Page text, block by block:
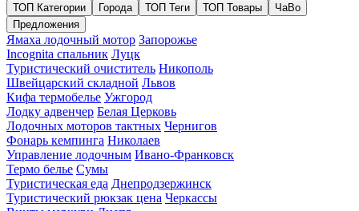
ТОП Категории Города ТОП Теги ТОП Товары
ЧаВо
Предложения
Ямаха лодочный мотор Запорожье
Incognita спальник Луцк
Туристический очиститель Никополь
Швейцарский складной Львов
Кифа термобелье Ужгород
Лодку адвенчер Белая Церковь
Лодочных моторов тактных Чернигов
Фонарь кемпинга Николаев
Управление лодочным Ивано-Франковск
Термо белье Сумы
Туристическая еда Днепродзержинск
Туристический рюкзак цена Черкассы